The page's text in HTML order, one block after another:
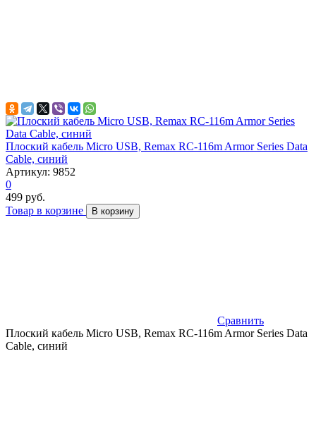
Плоский кабель Micro USB, Remax RC-116m Armor Series Data
Cable, синий
Артикул: 9852
0
499 руб.
Товар в корзине
В корзину
Сравнить
Плоский кабель Micro USB, Remax RC-116m Armor Series Data
Cable, синий